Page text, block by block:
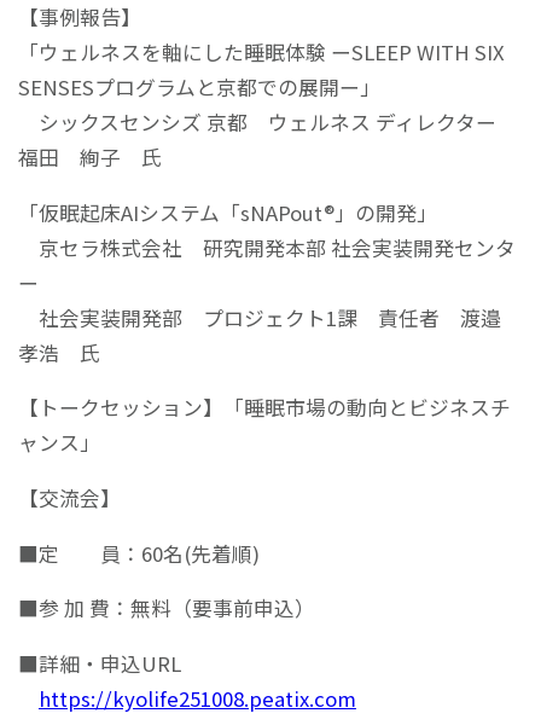
【事例報告】
「ウェルネスを軸にした睡眠体験 ーSLEEP WITH SIX
SENSESプログラムと京都での展開ー」
シックスセンシズ 京都 ウェルネス ディレクター
福田 絢子 氏
「仮眠起床AIシステム「sNAPout®」の開発」
京セラ株式会社 研究開発本部 社会実装開発センタ
ー
社会実装開発部 プロジェクト1課 責任者 渡邉
孝浩 氏
【トークセッション】「睡眠市場の動向とビジネスチ
ャンス」
【交流会】
■定 員：60名(先着順)
■参 加 費：無料（要事前申込）
■詳細・申込URL
https://kyolife251008.peatix.com